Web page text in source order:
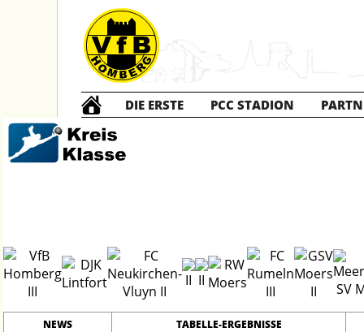
DIE ERSTE PCC STADION
NEWS
TABELLE-ERGEBNISSE